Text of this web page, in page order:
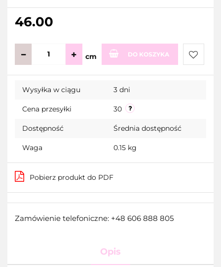
46.00
cm DO KOSZYKA
Do
Wysyłka w ciągu 3 dni
Cena przesyłki 30
Dostępność Średnia dostępność
Waga 0.15 kg
Pobierz produkt do PDF
Zamówienie telefoniczne: +48 606 888 805
Opis